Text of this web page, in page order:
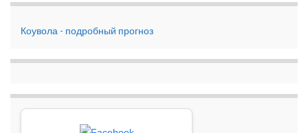
Коувола - подробный прогноз